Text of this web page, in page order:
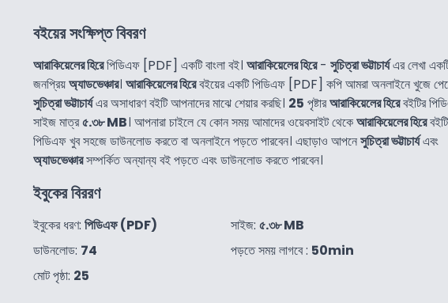
বইয়ের সংক্ষিপ্ত বিবরণ
আরাকিয়েলের হিরেপিডিএফ [PDF] একটি বাংলা বই। আরাকিয়েলের হিরে- সুচিত্রা ভট্টাচার্যএর লেখা
জনপ্রিয়অ্যাডভেঞ্চার। আরাকিয়েলের হিরেবইয়ের একটি পিডিএফ [PDF] কপি আমরা অনলাইনে খুজে
সুচিত্রা ভট্টাচার্যএর অসাধারণ বইটি আপনাদের মাঝে শেয়ার করছি। 25 পৃষ্টারআরাকিয়েলের হিরেবইটির
সাইজ মাত্র৫.৩৮ MB। আপনারা চাইলে যে কোন সময় আমাদের ওয়েবসাইট থেকেআরাকিয়েলের হিরে
পিডিএফ খুব সহজে ডাউনলোড করতে বা অনলাইনে পড়তে পারবেন। এছাড়াও আপনেসুচিত্রা ভট্টাচার্যএবং
অ্যাডভেঞ্চারসম্পর্কিত অন্যান্য বই পড়তে এবং ডাউনলোড করতে পারবেন।
ইবুকের বিররণ
ইবুকের ধরণ: পিডিএফ (PDF)
ডাউনলোড: 74
মোট পৃষ্ঠা: 25
সাইজ: ৫.৩৮ MB
পড়তে সময় লাগবে : 50min